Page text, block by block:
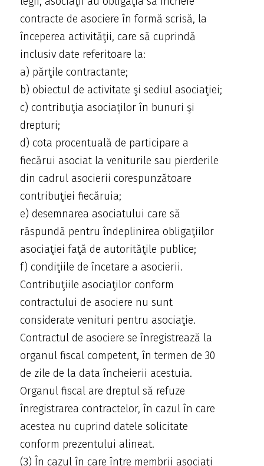
contracte de asociere în formă scrisă, la
începerea activităţii, care să cuprindă
inclusiv date referitoare la:
a) părţile contractante;
b) obiectul de activitate şi sediul asociaţiei;
c) contribuţia asociaţilor în bunuri şi
drepturi;
d) cota procentuală de participare a
fiecărui asociat la veniturile sau pierderile
din cadrul asocierii corespunzătoare
contribuţiei fiecăruia;
e) desemnarea asociatului care să
răspundă pentru îndeplinirea obligaţiilor
asociaţiei faţă de autorităţile publice;
f) condiţiile de încetare a asocierii.
Contribuţiile asociaţilor conform
contractului de asociere nu sunt
considerate venituri pentru asociaţie.
Contractul de asociere se înregistrează la
organul fiscal competent, în termen de 30
de zile de la data încheierii acestuia.
Organul fiscal are dreptul să refuze
înregistrarea contractelor, în cazul în care
acestea nu cuprind datele solicitate
conform prezentului alineat.
(3) În cazul în care între membrii asociaţi